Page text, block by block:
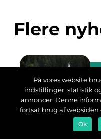
Flere
På vores website
indstillinger, statistik
annoncer. Denne
fortsat brug af
Ok